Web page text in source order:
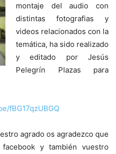
montaje del audio con
distintas fotografias y
videos relacionados con la
temática, ha sido realizado
y editado por Jesús
Pelegrín Plazas para
fBG17qzUBGQ
agrado os agradezco que
y también vuestro